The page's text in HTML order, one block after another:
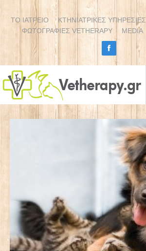
ΤΟ ΙΑΤΡΕΙΟ ΚΤΗΝΙΑΤΡΙΚΕΣ ΥΠΗΡΕΣΙΕΣ
ΦΩΤΟΓΡΑΦΙΕΣ VETHERAPY
MEDIA